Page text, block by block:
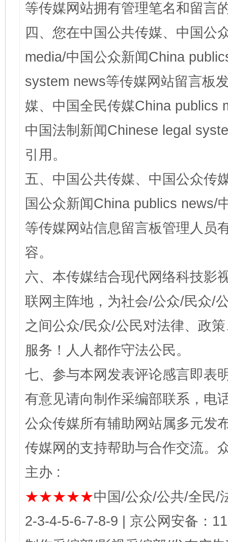
等传媒网站拥有管理笔名和留言
四、您在中国公共传媒、中国公
media/中国公众新闻China
system news等传媒网站留言板
媒、中国全民传媒China publics
中国法制新闻Chinese legal
引用。
五、中国公共传媒、中国公众传
国公众新闻China publics news/
等传媒网站信息留言板管理人员
容。
六、本传媒结合现代网络科技影
联网主阵地，为社会/公众/民众/
之间公众/民众/公民对法律、政
服务！人人都作守法公民。
七、参与本网发表评论感言即表
有意见请向制作采编部联系，电
公众传媒所有辅助网站属多元发
传媒网的支持帮助与合作交流。
主办 :
★★★★★中国/公众/公共/全民/
2-3-4-5-6-7-8-9 | 京公网安备：